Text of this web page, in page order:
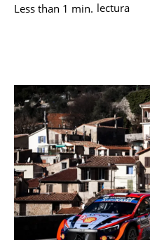
Less than 1 min. lectura